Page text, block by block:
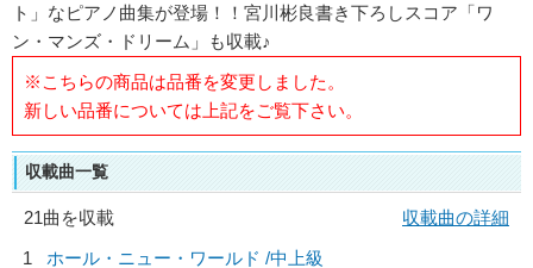
ト」なピアノ曲集が登場！！宮川彬良書き下ろしスコア「ワ
ン・マンズ・ドリーム」も収載♪
※こちらの商品は品番を変更しました。
新しい品番については上記をご覧下さい。
収載曲一覧
21曲を収載
収載曲の詳細
1
ホール・ニュー・ワールド /中上級